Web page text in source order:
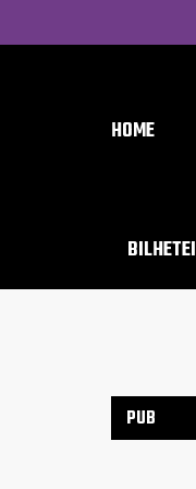
HOME
PUB